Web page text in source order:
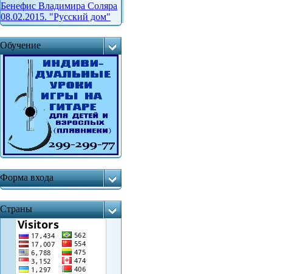
Бенефис Владимира Соляра
08.02.2015. "Русский дом"
Обучение
Форма входа
Страны